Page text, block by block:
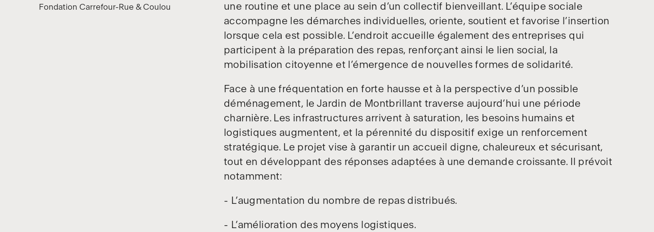
Fondation Carrefour-Rue & Coulou
une routine et une place au sein d’un collectif bienveillant. L’équipe sociale
accompagne les démarches individuelles, oriente, soutient et favorise l’insertion
lorsque cela est possible. L’endroit accueille également des entreprises qui
participent à la préparation des repas, renforçant ainsi le lien social, la
mobilisation citoyenne et l’émergence de nouvelles formes de solidarité.
Face à une fréquentation en forte hausse et à la perspective d’un possible
déménagement, le Jardin de Montbrillant traverse aujourd’hui une période
charnière. Les infrastructures arrivent à saturation, les besoins humains et
logistiques augmentent, et la pérennité du dispositif exige un renforcement
stratégique. Le projet vise à garantir un accueil digne, chaleureux et sécurisant,
tout en développant des réponses adaptées à une demande croissante. Il prévoit
notamment:
- L’augmentation du nombre de repas distribués.
- L’amélioration des moyens logistiques.